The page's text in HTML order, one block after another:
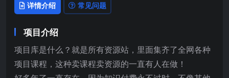
详情介绍 常见问题
项目介绍
项目库是什么？就是所有资源站，里面集齐了全网各种
项目课程，这种卖课程卖资源的一直有人在做！